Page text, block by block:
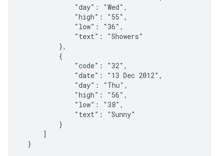
              "day": "Wed",
              "high": "55",
              "low": "36",
              "text": "Showers"
          },
          {
              "code": "32",
              "date": "13 Dec 2012",
              "day": "Thu",
              "high": "56",
              "low": "38",
              "text": "Sunny"
          }
      ]
  }